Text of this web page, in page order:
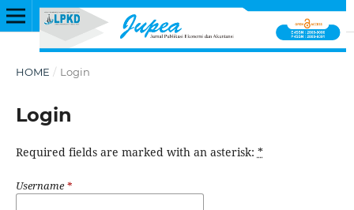
HOME / Login
Login
Required fields are marked with an asterisk: *
Username*